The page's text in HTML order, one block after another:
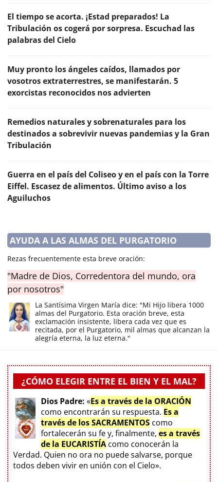
El tiempo se acorta. ¡Estad preparados! La
Tribulación os cogerá por sorpresa. Escuchad las
palabras del Cielo
Muy pronto los ángeles caídos, llamados por
vosotros extraterrestres, se manifestarán. 5
exorcistas reconocidos nos advierten
Remedios naturales y sobrenaturales para los
destinados a sobrevivir nuevas pandemias y la Gran
Tribulación
Guerra en el país del Coliseo y en el país con la Torre
Eiffel. Escasez de alimentos. Último aviso a los
Aguiluchos
AYUDA A LAS ALMAS DEL PURGATORIO
Rezas frecuentemente esta breve oración:
"Madre de Dios, Corredentora del mundo, ora
por nosotros"
La Santísima Virgen María dice: "Mi Hijo libera 1000
almas del Purgatorio. Esta oración breve, esta
exclamación insistente, libera cada vez que es
recitada, por el Purgatorio, mil almas que alcanzan la
alegría eterna, la luz eterna."
¿CÓMO ELEGIR ENTRE EL BIEN Y EL MAL?
Dios Padre: «Es a través de la ORACIÓN
como encontrarán su respuesta. Es a
través de los SACRAMENTOS como
fortalecerán su fe y, finalmente, es a través
de la EUCARISTÍA como conocerán la
Verdad. Quien no ora no puede salvarse, porque
todos deben vivir en unión con el Cielo».